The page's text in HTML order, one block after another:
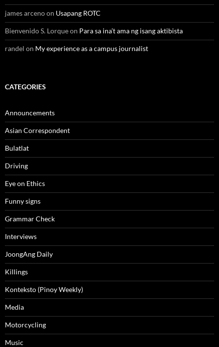
james arcenoon Usapang ROTC
Bienvenido S. Lorqueon Para sa ina’t ama ng isang aktibista
randel on My experience as a campus journalist
CATEGORIES
Announcements
Asian Correspondent
Bulatlat
Driving
Eye on Ethics
Funny signs
Grammar Check
Interviews
JoongAng Daily
Killings
Konteksto (Pinoy Weekly)
Media
Motorcycling
Music